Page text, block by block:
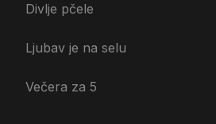
Divlje pčele
Ljubav je na selu
Večera za 5